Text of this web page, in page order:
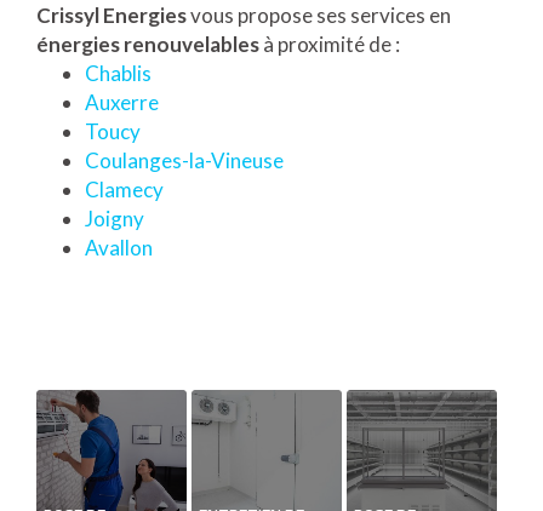
Crissyl Energiesvous propose ses services en
énergies renouvelablesà proximité de :
Chablis
Auxerre
Toucy
Coulanges-la-Vineuse
Clamecy
Joigny
Avallon